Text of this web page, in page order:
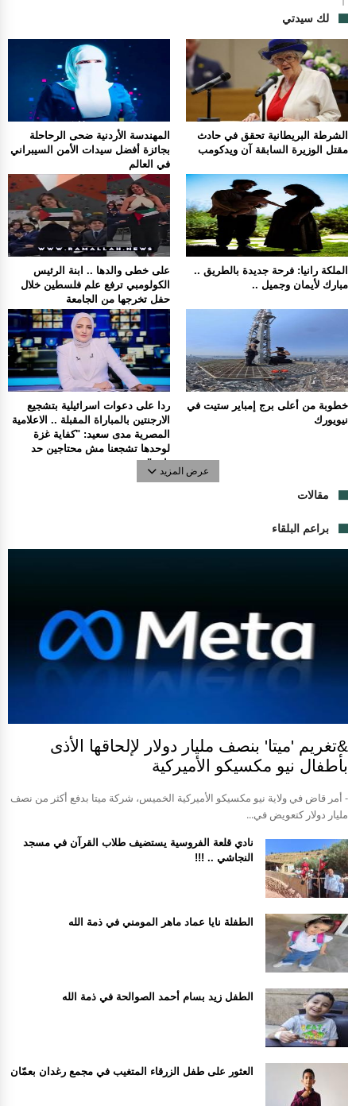
لك سيدتي
المهندسة الأردنية ضحى الرحاحلة
بجائزة أفضل سيدات الأمن السيبراني
في العالم
الشرطة البريطانية تحقق في حادث
مقتل الوزيرة السابقة آن ويدكومب
على خطى والدها .. ابنة الرئيس
الكولومبي ترفع علم فلسطين خلال
حفل تخرجها من الجامعة
الملكة رانيا: فرحة جديدة بالطريق ..
مبارك لأيمان وجميل ..
ردا على دعوات اسرائيلية بتشجيع
الارجنتين بالمباراة المقبلة .. الاعلامية
المصرية مدى سعيد: "كفاية غزة
لوحدها تشجعنا مش محتاجين حد
تاني".
خطوبة من أعلى برج إمباير ستيت في
نيويورك
عرض المزيد
مقالات
براعم البلقاء
&تغريم 'ميتا' بنصف مليار دولار لإلحاقها الأذى
بأطفال نيو مكسيكو الأميركية
- أمر قاض في ولاية نيو مكسيكو الأميركية الخميس، شركة ميتا بدفع أكثر من نصف
مليار دولار كتعويض في...
نادي قلعة الفروسية يستضيف طلاب القرآن في مسجد
النجاشي .. !!!
الطفلة نايا عماد ماهر المومني في ذمة الله
الطفل زيد بسام أحمد الصوالحة في ذمة الله
العثور على طفل الزرقاء المتغيب في مجمع رغدان بعمّان